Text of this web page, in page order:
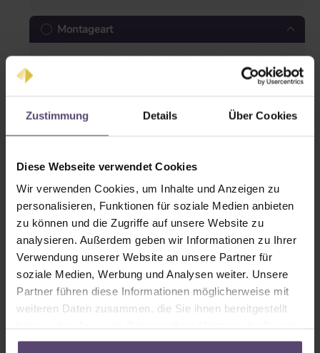
Zustimmung Details Über Cookies
Diese Webseite verwendet Cookies
Wir verwenden Cookies, um Inhalte und Anzeigen zu
personalisieren, Funktionen für soziale Medien anbieten
zu können und die Zugriffe auf unsere Website zu
analysieren. Außerdem geben wir Informationen zu Ihrer
Verwendung unserer Website an unsere Partner für
soziale Medien, Werbung und Analysen weiter. Unsere
Partner führen diese Informationen möglicherweise mit
weiteren Daten zusammen, die Sie ihnen bereitgestellt
gesammelt haben.
Montageart
Bitte vergessen Sie nicht, das richtige Maß anzugeben.Zur
Im Glasfalz Auf dem Rahmen